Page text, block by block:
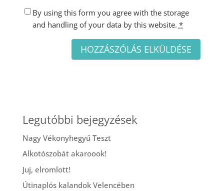
By using this form you agree with the storage
and handling of your data by this website. *
Legutóbbi bejegyzések
Nagy Vékonyhegyű Teszt
Alkotószobát akaroook!
Juj, elromlott!
Útinaplós kalandok Velencében